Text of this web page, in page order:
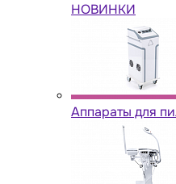
НОВИНКИ
Аппараты для